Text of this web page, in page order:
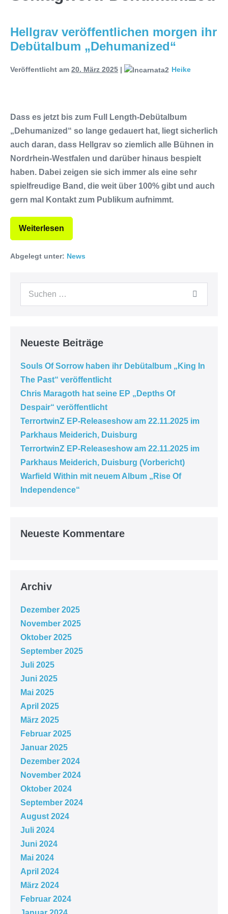
22.11.2025 im Parkhaus Meiderich,
Vendul und Altruist am 24.10.2025 im
ROTTSTR5-THEATER, Bochum
Hellgrav veröffentlichen morgen ihr
Debütalbum „Dehumanized“
Veröffentlicht am 20. März 2025 | Heike
Dass es jetzt bis zum Full Length-Debütalbum
„Dehumanized“ so lange gedauert hat, liegt sicherlich
auch daran, dass Hellgrav so ziemlich alle Bühnen in
Nordrhein-Westfalen und darüber hinaus bespielt
haben. Dabei zeigen sie sich immer als eine sehr
spielfreudige Band, die weit über 100% gibt und auch
gern mal Kontakt zum Publikum aufnimmt.
Weiterlesen
Abgelegt unter: News
Neueste Beiträge
Souls Of Sorrow haben ihr Debütalbum „King In
The Past“ veröffentlicht
Chris Maragoth hat seine EP „Depths Of
Despair“ veröffentlicht
TerrortwinZ EP-Releaseshow am 22.11.2025 im
Parkhaus Meiderich, Duisburg
TerrortwinZ EP-Releaseshow am 22.11.2025 im
Parkhaus Meiderich, Duisburg (Vorbericht)
Warfield Within mit neuem Album „Rise Of
Independence“
Neueste Kommentare
Archiv
Dezember 2025
November 2025
Oktober 2025
September 2025
Juli 2025
Juni 2025
Mai 2025
April 2025
März 2025
Februar 2025
Januar 2025
Dezember 2024
November 2024
Oktober 2024
September 2024
August 2024
Juli 2024
Juni 2024
Mai 2024
April 2024
März 2024
Februar 2024